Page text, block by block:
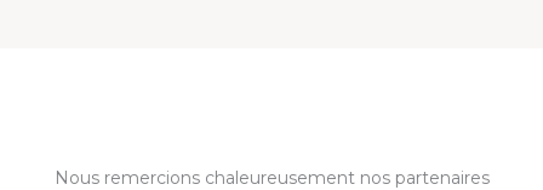
Nous remercions chaleureusement nos partenaires